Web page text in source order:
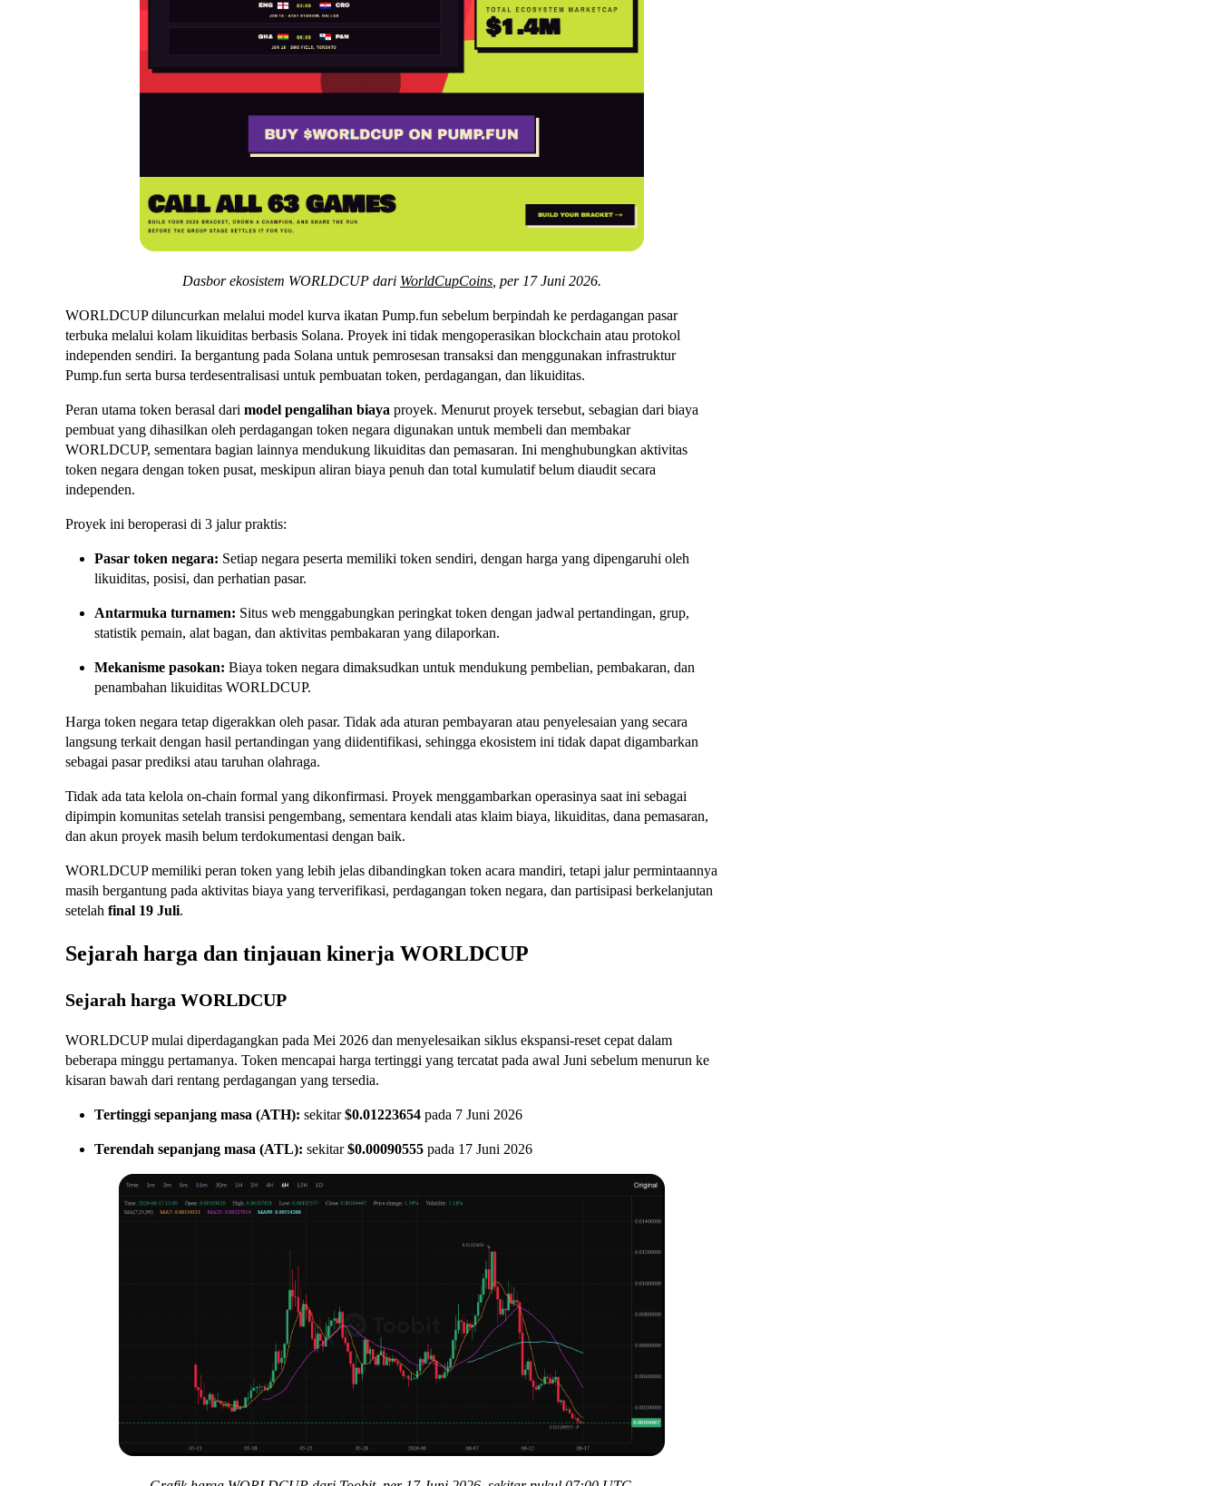
Dasbor ekosistem WORLDCUP dari WorldCupCoins, per 17 Juni 2026.
WORLDCUP diluncurkan melalui model kurva ikatan Pump.fun sebelum berpindah ke perdagangan pasar
terbuka melalui kolam likuiditas berbasis Solana. Proyek ini tidak mengoperasikan blockchain atau protokol
independen sendiri. Ia bergantung pada Solana untuk pemrosesan transaksi dan menggunakan infrastruktur
Pump.fun serta bursa terdesentralisasi untuk pembuatan token, perdagangan, dan likuiditas.
Peran utama token berasal dari model pengalihan biaya proyek. Menurut proyek tersebut, sebagian dari biaya
pembuat yang dihasilkan oleh perdagangan token negara digunakan untuk membeli dan membakar
WORLDCUP, sementara bagian lainnya mendukung likuiditas dan pemasaran. Ini menghubungkan aktivitas
token negara dengan token pusat, meskipun aliran biaya penuh dan total kumulatif belum diaudit secara
independen.
Proyek ini beroperasi di 3 jalur praktis:
Pasar token negara: Setiap negara peserta memiliki token sendiri, dengan harga yang dipengaruhi oleh
likuiditas, posisi, dan perhatian pasar.
Antarmuka turnamen: Situs web menggabungkan peringkat token dengan jadwal pertandingan, grup,
statistik pemain, alat bagan, dan aktivitas pembakaran yang dilaporkan.
Mekanisme pasokan: Biaya token negara dimaksudkan untuk mendukung pembelian, pembakaran, dan
penambahan likuiditas WORLDCUP.
Harga token negara tetap digerakkan oleh pasar. Tidak ada aturan pembayaran atau penyelesaian yang secara
langsung terkait dengan hasil pertandingan yang diidentifikasi, sehingga ekosistem ini tidak dapat digambarkan
sebagai pasar prediksi atau taruhan olahraga.
Tidak ada tata kelola on-chain formal yang dikonfirmasi. Proyek menggambarkan operasinya saat ini sebagai
dipimpin komunitas setelah transisi pengembang, sementara kendali atas klaim biaya, likuiditas, dana pemasaran,
dan akun proyek masih belum terdokumentasi dengan baik.
WORLDCUP memiliki peran token yang lebih jelas dibandingkan token acara mandiri, tetapi jalur permintaannya
masih bergantung pada aktivitas biaya yang terverifikasi, perdagangan token negara, dan partisipasi berkelanjutan
setelah final 19 Juli.
Sejarah harga dan tinjauan kinerja WORLDCUP
Sejarah harga WORLDCUP
WORLDCUP mulai diperdagangkan pada Mei 2026 dan menyelesaikan siklus ekspansi-reset cepat dalam
beberapa minggu pertamanya. Token mencapai harga tertinggi yang tercatat pada awal Juni sebelum menurun ke
kisaran bawah dari rentang perdagangan yang tersedia.
Tertinggi sepanjang masa (ATH): sekitar$0.01223654 pada 7 Juni 2026
Terendah sepanjang masa (ATL): sekitar$0.00090555 pada 17 Juni 2026